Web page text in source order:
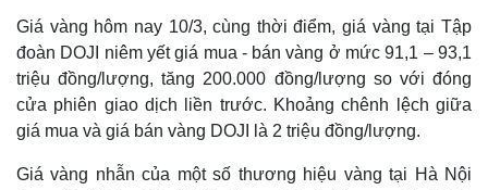
Giá vàng hôm nay 10/3, cùng thời điểm, giá vàng tại Tập
đoàn DOJI niêm yết giá mua - bán vàng ở mức 91,1 – 93,1
triệu đồng/lượng, tăng 200.000 đồng/lượng so với đóng
cửa phiên giao dịch liền trước. Khoảng chênh lệch giữa
giá mua và giá bán vàng DOJI là 2 triệu đồng/lượng.
Giá vàng nhẫn của một số thương hiệu vàng tại Hà Nội